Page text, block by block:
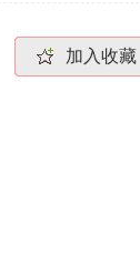
加入收藏